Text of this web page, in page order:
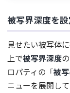
被写界深度を
見せたい被写体
上で被写界深度
ロパティの「被
ニューを展開し